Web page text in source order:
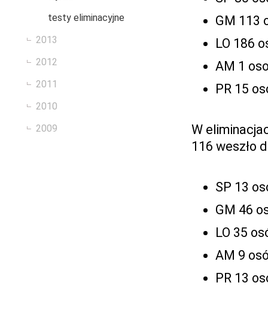
testy eliminacyjne
2013
2012
2011
2010
2009
GM 113
LO 186
AM 1
PR 15
W
116 weszło
SP 13
GM 46
LO 35
AM 9
PR 13